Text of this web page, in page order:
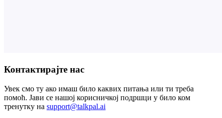
Контактирајте нас
Увек смо ту ако имаш било каквих питања или ти треба
помоћ. Јави се нашој корисничкој подршци у било ком
тренутку на support@talkpal.ai